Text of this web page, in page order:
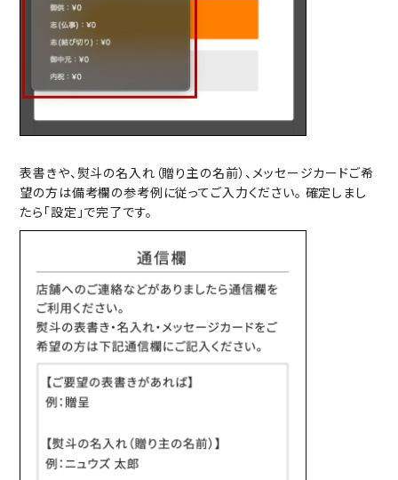
表書きや、熨斗の名入れ（贈り主の名前）、メッセージカードご希
望の方は備考欄の参考例に従ってご入力ください。 確定しまし
たら「設定」で完了です。